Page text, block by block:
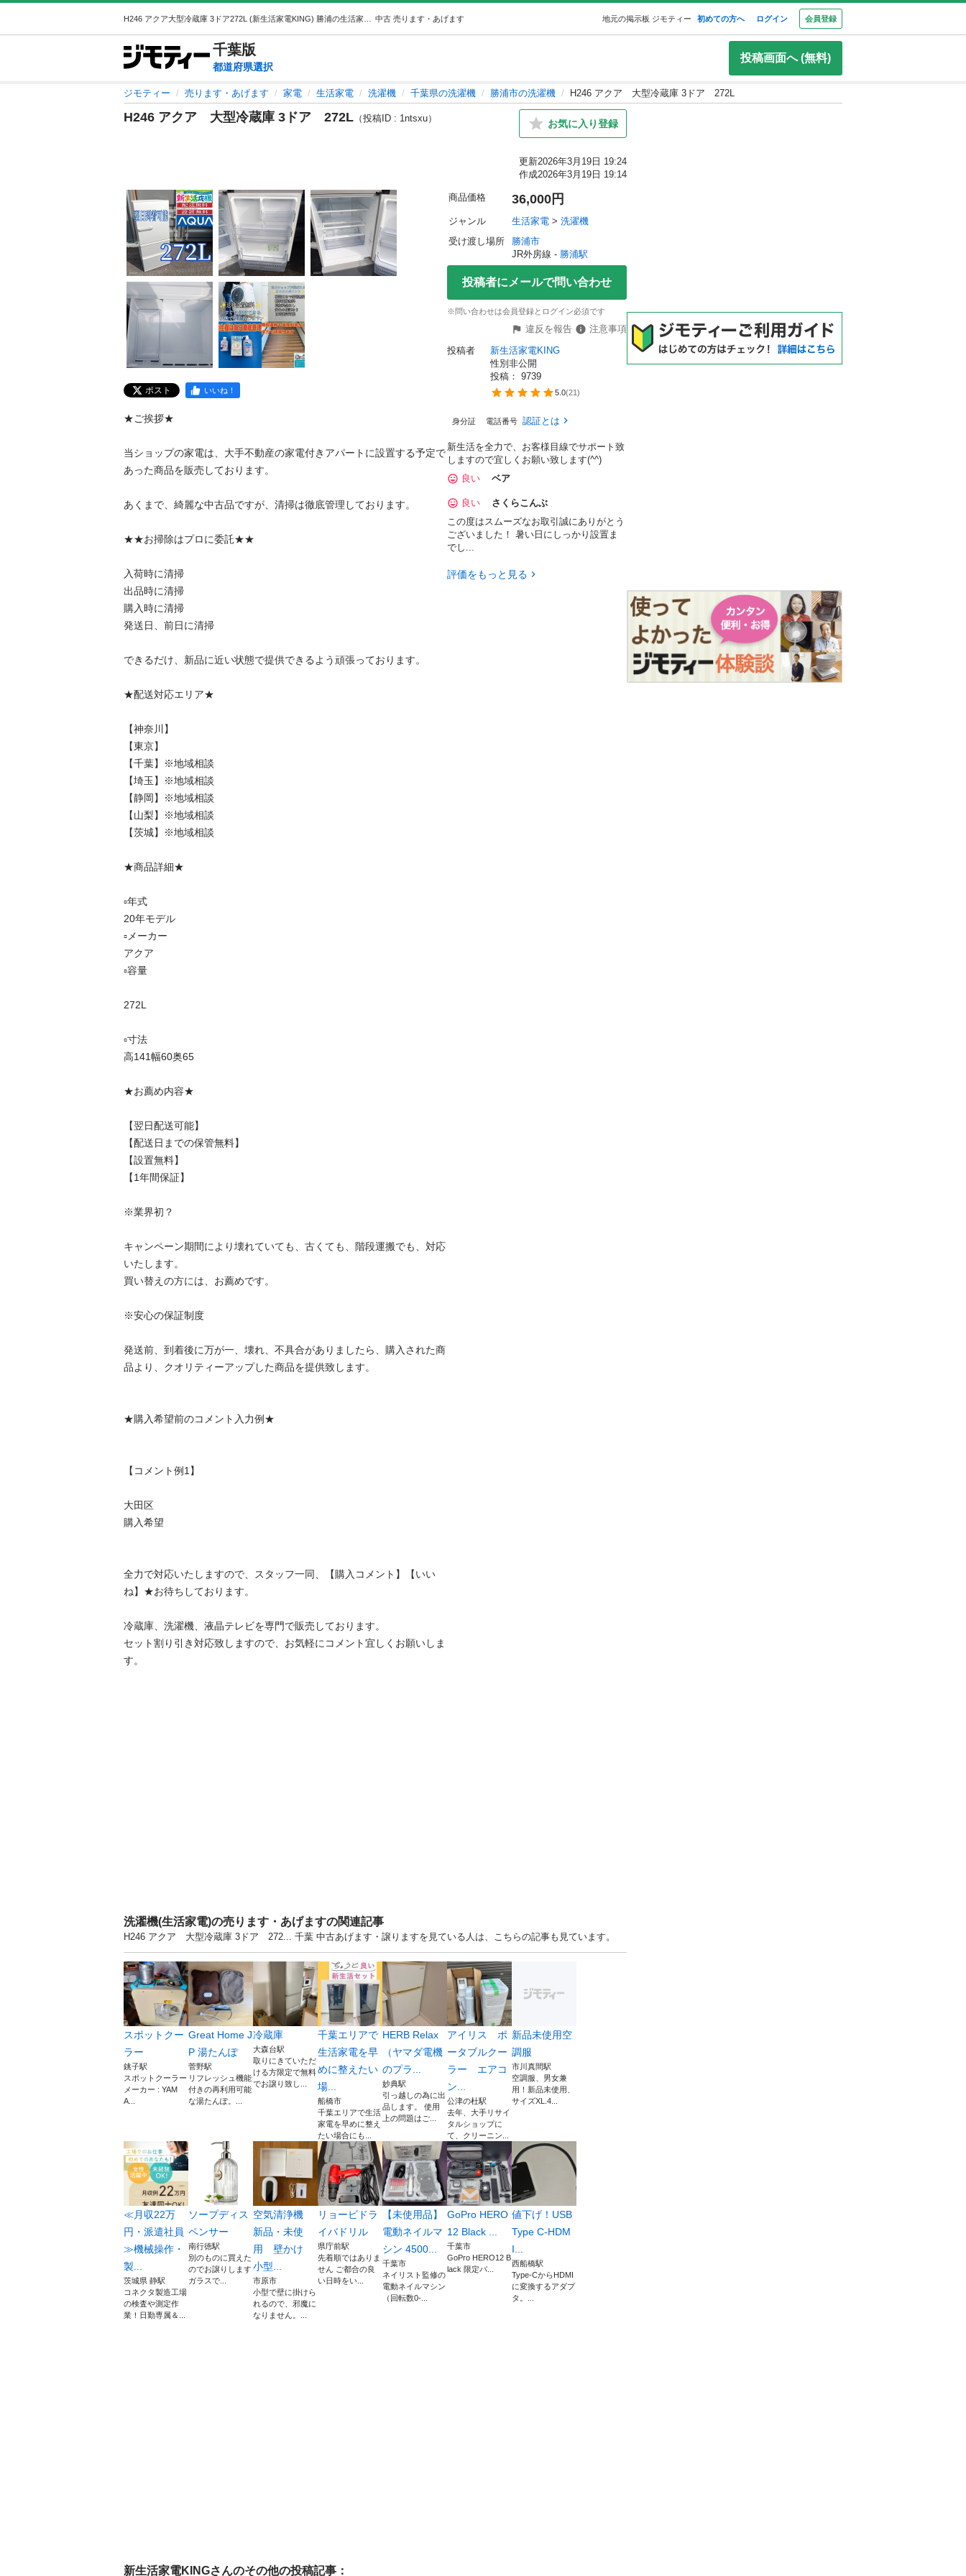
中古 売ります・あげます 地元の掲示板 ジモティー 初めての方へ ログイン 会員登録
千葉版
都道府県選択
投稿画面へ (無料)
ジモティー 売ります・あげます 家電 生活家電 洗濯機 千葉県の洗濯機 勝浦市の洗濯機 H246 アクア 大型冷蔵庫 3ドア 272L
H246 アクア 大型冷蔵庫 3ドア 272L （投稿ID : 1ntsxu） お気に入り登録
更新2026年3月19日 19:24
作成2026年3月19日 19:14
ポスト いいね！
★ご挨拶★
当ショップの家電は、大手不動産の家電付きアパートに設置する予定で
あった商品を販売しております。
あくまで、綺麗な中古品ですが、清掃は徹底管理しております。
★★お掃除はプロに委託★★
入荷時に清掃
出品時に清掃
購入時に清掃
発送日、前日に清掃
できるだけ、新品に近い状態で提供できるよう頑張っております。
★配送対応エリア★
【神奈川】
【東京】
【千葉】※地域相談
【埼玉】※地域相談
【静岡】※地域相談
【山梨】※地域相談
【茨城】※地域相談
★商品詳細★
▫️年式
20年モデル
▫️メーカー
アクア
▫️容量
272L
▫️寸法
高141幅60奥65
★お薦め内容★
【翌日配送可能】
【配送日までの保管無料】
【設置無料】
【1年間保証】
※業界初？
キャンペーン期間により壊れていても、古くても、階段運搬でも、対応
いたします。
買い替えの方には、お薦めです。
※安心の保証制度
発送前、到着後に万が一、壊れ、不具合がありましたら、購入された商
品より、クオリティーアップした商品を提供致します。
★購入希望前のコメント入力例★
【コメント例1】
大田区
購入希望
全力で対応いたしますので、スタッフ一同、【購入コメント】【いい
ね】★お待ちしております。
冷蔵庫、洗濯機、液晶テレビを専門で販売しております。
セット割り引き対応致しますので、お気軽にコメント宜しくお願いしま
す。
商品価格 36,000円
ジャンル 生活家電 > 洗濯機
受け渡し場所
勝浦市
JR外房線 - 勝浦駅
投稿者にメールで問い合わせ
※問い合わせは会員登録とログイン必須です
違反を報告
注意事項
投稿者
新生活家電KING
性別非公開
投稿： 9739
5.0(21)
身分証 電話番号 認証とは
新生活を全力で、お客様目線でサポート致
しますので宜しくお願い致します(^^)
良い
ベア
良い
さくらこんぶ
この度はスムーズなお取引誠にありがとう
ございました！ 暑い日にしっかり設置ま
でし...
評価をもっと見る
洗濯機(生活家電)の売ります・あげますの関連記事
H246 アクア 大型冷蔵庫 3ドア 272... 千葉 中古あげます・譲りますを見ている人は、こちらの記事も見ています。
スポットクー
ラー
銚子駅
スポットクーラー
メーカー : YAM
A...
Great Home J
P 湯たんぽ
菅野駅
リフレッシュ機能
付きの再利用可能
な湯たんぽ。...
冷蔵庫
大森台駅
取りにきていただ
ける方限定で無料
でお譲り致し...
千葉エリアで
生活家電を早
めに整えたい
場...
船橋市
千葉エリアで生活
家電を早めに整え
たい場合にも...
HERB Relax
（ヤマダ電機
のプラ...
妙典駅
引っ越しの為に出
品します。 使用
上の問題はご...
アイリス ポ
ータブルクー
ラー エアコ
ン...
公津の杜駅
去年、大手リサイ
タルショップに
て、クリーニン...
新品未使用空
調服
市川真間駅
空調服、男女兼
用！新品未使用、
サイズXL.4...
≪月収22万
円・派遣社員
≫機械操作・
製...
茨城県 静駅
コネクタ製造工場
の検査や測定作
業！日勤専属＆...
ソープディス
ペンサー
南行徳駅
別のものに買えた
のでお譲りします
ガラスで...
空気清浄機
新品・未使
用 壁かけ
小型...
市原市
小型で壁に掛けら
れるので、邪魔に
なりません。...
リョービドラ
イバドリル
県庁前駅
先着順ではありま
せん ご都合の良
い日時をい...
【未使用品】
電動ネイルマ
シン 4500...
千葉市
ネイリスト監修の
電動ネイルマシン
（回転数0-...
GoPro HERO
12 Black ...
千葉市
GoPro HERO12 B
lack 限定バ...
値下げ！USB
Type C-HDM
I...
西船橋駅
Type-CからHDMI
に変換するアダプ
タ。...
新生活家電KINGさんのその他の投稿記事：